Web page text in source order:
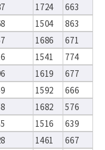
1724
663
1504
863
1686
671
1541
774
1619
677
1592
666
1682
576
1516
639
1461
667